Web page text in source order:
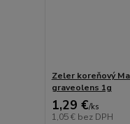
Zeler koreňový
graveolens 1g
1,29 €/ks
1,05 € bez DPH